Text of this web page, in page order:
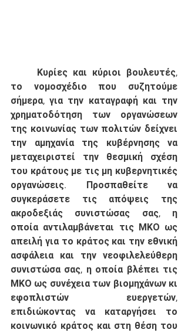
το νομοσχέδιο που συζητούμε
σήμερα, για την καταγραφή και την
χρηματοδότηση των οργανώσεων
της κοινωνίας των πολιτών δείχνει
την αμηχανία της κυβέρνησης να
μεταχειριστεί την θεσμική σχέση
του κράτους με τις μη κυβερνητικές
οργανώσεις. Προσπαθείτε να
συγκεράσετε τις απόψεις της
ακροδεξιάς συνιστώσας σας, η
οποία αντιλαμβάνεται τις ΜΚΟ ως
απειλή για το κράτος και την εθνική
ασφάλεια και την νεοφιλελεύθερη
συνιστώσα σας, η οποία βλέπει τις
ΜΚΟ ως συνέχεια των βιομηχάνων κι
εφοπλιστών ευεργετών,
επιδιώκοντας να καταργήσει το
κοινωνικό κράτος και στη θέση του